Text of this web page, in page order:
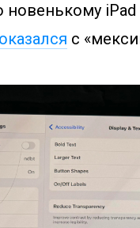
новенькому
оказался с